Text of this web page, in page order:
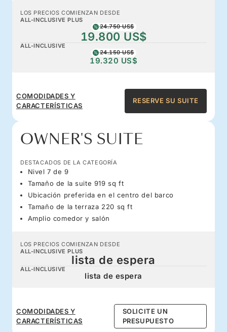
LOS PRECIOS COMIENZAN DESDE
ALL-INCLUSIVE PLUS
24.750 US$
19.800 US$
ALL-INCLUSIVE
24.150 US$
19.320 US$
COMODIDADES Y
CARACTERÍSTICAS
RESERVE SU SUITE
OWNER'S SUITE
DESTACADOS DE LA CATEGORÍA
Nivel 7 de 9
Tamaño de la suite 919 sq ft
Ubicación preferida en el centro del barco
Tamaño de la terraza 220 sq ft
Amplio comedor y salón
LOS PRECIOS COMIENZAN DESDE
ALL-INCLUSIVE PLUS
lista de espera
ALL-INCLUSIVE
lista de espera
COMODIDADES Y
CARACTERÍSTICAS
SOLICITE UN
PRESUPUESTO